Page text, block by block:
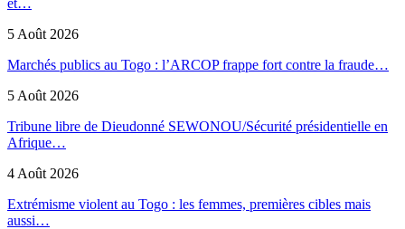
5 Août 2026
Marchés publics au Togo : l’ARCOP frappe fort contre la fraude…
5 Août 2026
Tribune libre de Dieudonné SEWONOU/Sécurité présidentielle en
Afrique…
4 Août 2026
Extrémisme violent au Togo : les femmes, premières cibles mais
aussi…